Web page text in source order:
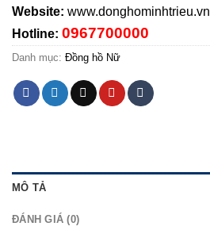
Website: www.donghominhtrieu.vn
Hotline: 0967700000
Danh mục: Đồng hồ Nữ
MÔ TẢ
ĐÁNH GIÁ (0)